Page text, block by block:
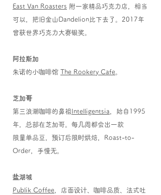
East Van Roasters 附一家精品巧克力店，相当
可以，把旧金山Dandelion比下去了。2017年
曾获世界巧克力大赛银奖。
阿拉斯加
朱诺的小咖啡馆 The Rookery Cafe。
芝加哥
第三浪潮咖啡的鼻祖 Intelligentsia ，始自1995
年，总部在芝加哥。每几周都会出一款
限量单品豆，预订后限时烘焙，Roast-to-
Order，手慢无。
盐湖城
Publik Coffee ，店面设计、咖啡品质、法式吐